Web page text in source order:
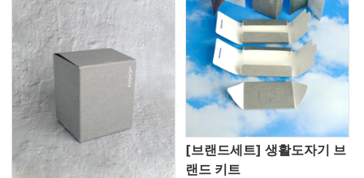
[브랜드세트] 생활도자기 브
랜드 키트